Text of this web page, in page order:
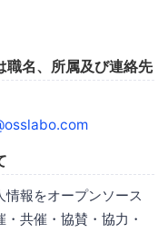
職名、所属及び連絡先
報をオープンソース
共催・協賛・協力・